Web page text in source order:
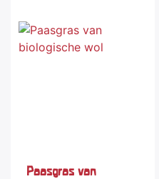
Paasgras van